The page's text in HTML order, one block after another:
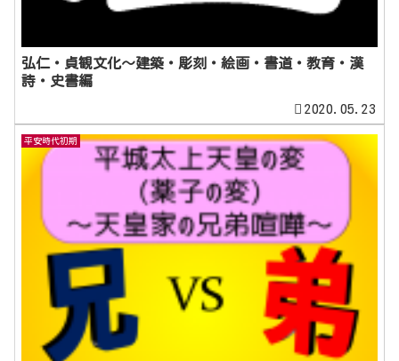
弘仁・貞観文化～建築・彫刻・絵画・書道・教育・漢
詩・史書編
2020.05.23
平安時代初期